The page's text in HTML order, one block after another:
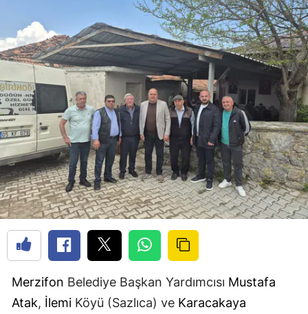
Merzifon Belediye Başkan Yardımcısı Mustafa
Atak, İlemi Köyü (Sazlıca) ve Karacakaya